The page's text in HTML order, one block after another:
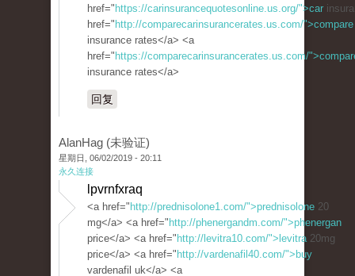
href=" https://carinsurancequotesonline.us.org/">car
href=" http://comparecarinsurancerates.us.com/">compare
insurance rates</a> <a
href=" https://comparecarinsurancerates.us.com/
insurance rates</a>
回复
AlanHag (未验证)
星期日, 06/02/2019 - 20:11
永久连接
lpvrnfxraq
<a href=" http://prednisolone1.com/">prednisolone 20
mg</a> <a href=" http://phenergandm.com/">phenergan
price</a> <a href=" http://levitra10.com/">levitra20mg
price</a> <a href=" http://vardenafil40.com/">buy
vardenafil uk</a> <a